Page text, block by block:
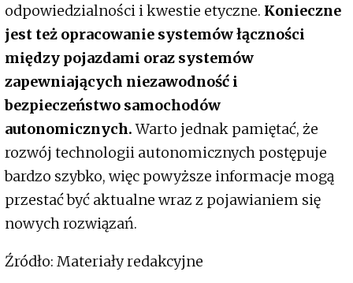
odpowiedzialności i kwestie etyczne. Konieczne
jest też opracowanie systemów łączności
między pojazdami oraz systemów
zapewniających niezawodność i
bezpieczeństwo samochodów
autonomicznych.Warto jednak pamiętać, że
rozwój technologii autonomicznych postępuje
bardzo szybko, więc powyższe informacje mogą
przestać być aktualne wraz z pojawianiem się
nowych rozwiązań.
Źródło: Materiały redakcyjne